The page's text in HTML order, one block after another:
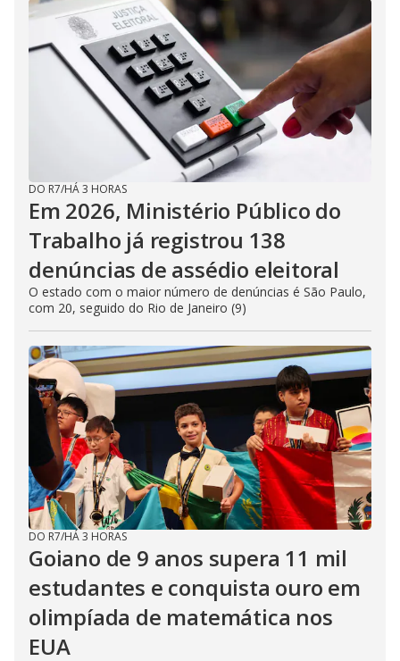
DO R7/HÁ 3 HORAS
Em 2026, Ministério Público do
Trabalho já registrou 138
denúncias de assédio eleitoral
O estado com o maior número de denúncias é São Paulo,
com 20, seguido do Rio de Janeiro (9)
DO R7/HÁ 3 HORAS
Goiano de 9 anos supera 11 mil
estudantes e conquista ouro em
olimpíada de matemática nos
EUA